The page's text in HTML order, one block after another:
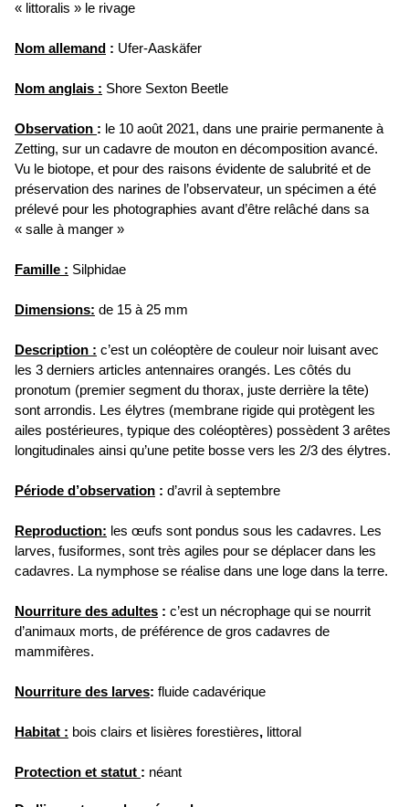
« littoralis » le rivage
Nom allemand : Ufer-Aaskäfer
Nom anglais : Shore Sexton Beetle
Observation : le 10 août 2021, dans une prairie permanente à
Zetting, sur un cadavre de mouton en décomposition avancé.
Vu le biotope, et pour des raisons évidente de salubrité et de
préservation des narines de l’observateur, un spécimen a été
prélevé pour les photographies avant d’être relâché dans sa
« salle à manger »
Famille : Silphidae
Dimensions: de 15 à 25 mm
Description : c’est un coléoptère de couleur noir luisant avec
les 3 derniers articles antennaires orangés. Les côtés du
pronotum (premier segment du thorax, juste derrière la tête)
sont arrondis. Les élytres (membrane rigide qui protègent les
ailes postérieures, typique des coléoptères) possèdent 3 arêtes
longitudinales ainsi qu’une petite bosse vers les 2/3 des élytres.
Période d’observation : d’avril à septembre
Reproduction: les œufs sont pondus sous les cadavres. Les
larves, fusiformes, sont très agiles pour se déplacer dans les
cadavres. La nymphose se réalise dans une loge dans la terre.
Nourriture des adultes : c’est un nécrophage qui se nourrit
d’animaux morts, de préférence de gros cadavres de
mammifères.
Nourriture des larves: fluide cadavérique
Habitat : bois clairs et lisières forestières, littoral
Protection et statut : néant